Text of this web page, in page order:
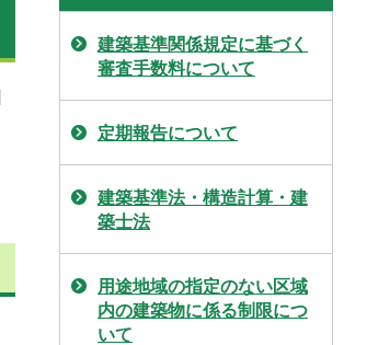
建築基準関係規定に基づく
審査手数料について
定期報告について
建築基準法・構造計算・建
築士法
用途地域の指定のない区域
内の建築物に係る制限につ
いて